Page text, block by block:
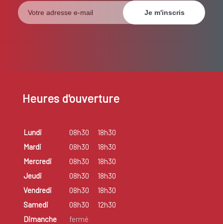
Heures d'ouverture
Lundi 08h30
18h30
Mardi
08h30
18h30
Mercredi
08h30
18h30
Jeudi
08h30
18h30
Vendredi
08h30
18h30
Samedi
08h30
12h30
Dimanche
fermé